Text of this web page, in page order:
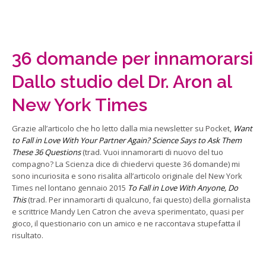
36 domande per innamorarsi
Dallo studio del Dr. Aron al
New York Times
Grazie all’articolo che ho letto dalla mia newsletter su Pocket, Want
to Fall in Love With Your Partner Again? Science Says to Ask Them
These 36 Questions(trad. Vuoi innamorarti di nuovo del tuo
compagno? La Scienza dice di chiedervi queste 36 domande) mi
sono incuriosita e sono risalita all’articolo originale del New York
Times nel lontano gennaio 2015 To Fall in Love With Anyone, Do
This(trad. Per innamorarti di qualcuno, fai questo) della giornalista
e scrittrice Mandy Len Catron che aveva sperimentato, quasi per
gioco, il questionario con un amico e ne raccontava stupefatta il
risultato.